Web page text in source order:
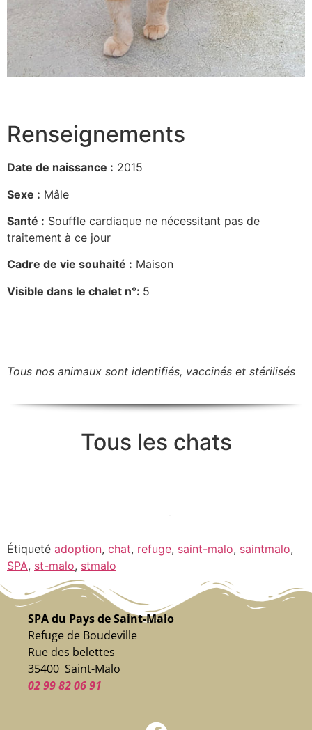
Renseignements
Date de naissance : 2015
Sexe : Mâle
Santé : Souffle cardiaque ne nécessitant pas de
traitement à ce jour
Cadre de vie souhaité : Maison
Visible dans le chalet n°: 5
Tous nos animaux sont identifiés, vaccinés et stérilisés
Tous les chats
Étiqueté adoption, chat, refuge, saint-malo, saintmalo,
SPA, st-malo, stmalo
SPA du Pays de Saint-Malo
Refuge de Boudeville
Rue des belettes
35400 Saint-Malo
02 99 82 06 91